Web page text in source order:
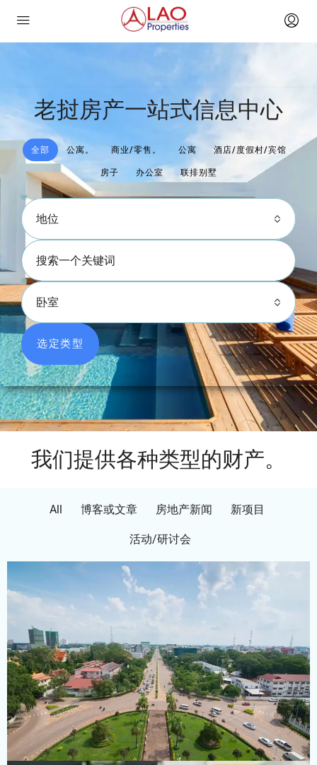
老挝房产一站式信息中心
全部 公寓。 商业/零售。 公寓 酒店/度假村/宾馆
房子 办公室 联排别墅
地位
卧室
选定类型
我们提供各种类型的财产。
All 博客或文章 房地产新闻 新项目
活动/研讨会